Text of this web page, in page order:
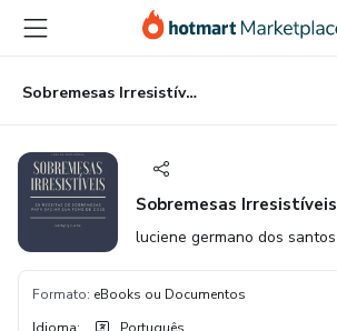
para
conteúdo
principal
para
pagamento
para
rodapé
Sobremesas Irresistíveis
Sobremesas Irresistíveis
luciene germano dos santos
Formato: eBooks ou Documentos